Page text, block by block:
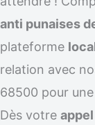
anti punaises
plateforme
relation avec
68500 pour une
Dès votre